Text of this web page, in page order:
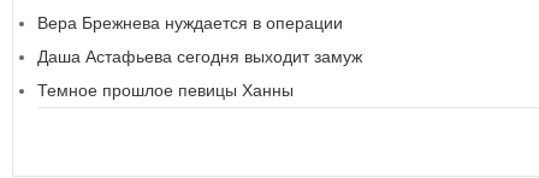
Вера Брежнева нуждается в операции
Даша Астафьева сегодня выходит замуж
Темное прошлое певицы Ханны